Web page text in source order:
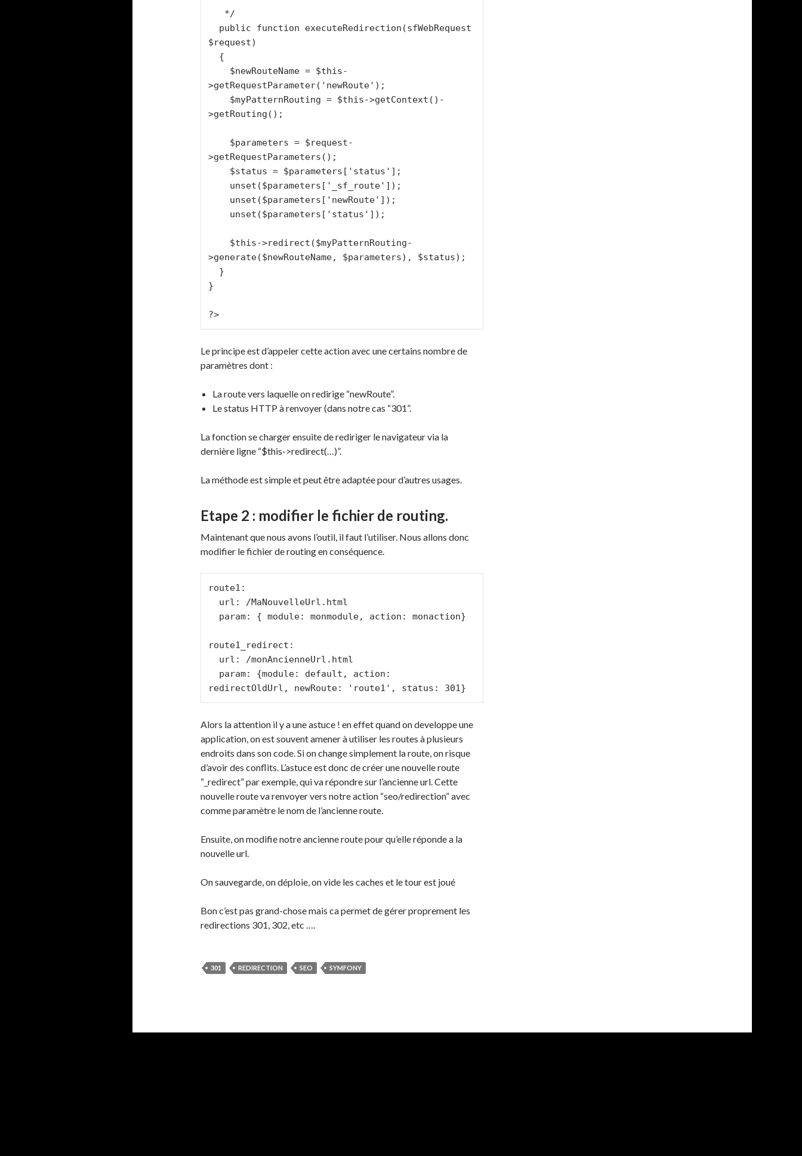
$request)
>getRequestParameter('newRoute');
>getRouting();
>getRequestParameters();
>generate($newRouteName, $parameters), $status);
}
?>
Le principe est d’appeler cette action avec une certains nombre de
paramètres dont :
La route vers laquelle on redirige “newRoute”.
Le status HTTP à renvoyer (dans notre cas “301”.
La fonction se charger ensuite de rediriger le navigateur via la
dernière ligne “$this->redirect(…)”.
La méthode est simple et peut être adaptée pour d’autres usages.
Etape 2 : modifier le fichier de routing.
Maintenant que nous avons l’outil, il faut l’utiliser. Nous allons donc
modifier le fichier de routing en conséquence.
route1:
route1_redirect:
redirectOldUrl, newRoute: 'route1', status: 301}
Alors la attention il y a une astuce ! en effet quand on developpe une
application, on est souvent amener à utiliser les routes à plusieurs
endroits dans son code. Si on change simplement la route, on risque
d’avoir des conflits. L’astuce est donc de créer une nouvelle route
“_redirect” par exemple, qui va répondre sur l’ancienne url. Cette
nouvelle route va renvoyer vers notre action “seo/redirection” avec
comme paramètre le nom de l’ancienne route.
Ensuite, on modifie notre ancienne route pour qu’elle réponde a la
nouvelle url.
On sauvegarde, on déploie, on vide les caches et le tour est joué
Bon c’est pas grand-chose mais ca permet de gérer proprement les
redirections 301, 302, etc ….
301 REDIRECTION SEO SYMFONY